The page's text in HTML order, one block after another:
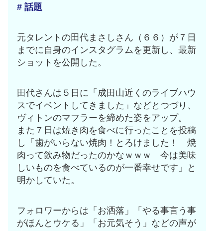
# 話題
元タレントの田代まさしさん（６６）が７日
までに自身のインスタグラムを更新し、最新
ショットを公開した。
田代さんは５日に「成田山近くのライブハウ
スでイベントしてきました」などとつづり、
ヴィトンのマフラーを締めた姿をアップ。
また７日は焼き肉を食べに行ったことを投稿
し「歯がいらない焼肉！とろけました！ 焼
肉って飲み物だったのかなｗｗｗ 今は美味
しいものを食べているのが一番幸せです」と
明かしていた。
フォロワーからは「お洒落」「やる事言う事
がほんとウケる」「お元気そう」などの声が